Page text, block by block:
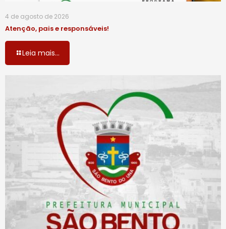
4 de agosto de 2026
Atenção, pais e responsáveis!
Leia mais...